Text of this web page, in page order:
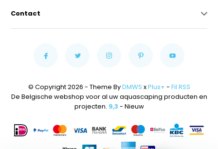
Contact
© Copyright 2026 - Theme ByDMWS xPlus+ - Fil RSS
De Belgische webshop voor al uw aquascaping producten en
projecten. 9,3 - Nieuw